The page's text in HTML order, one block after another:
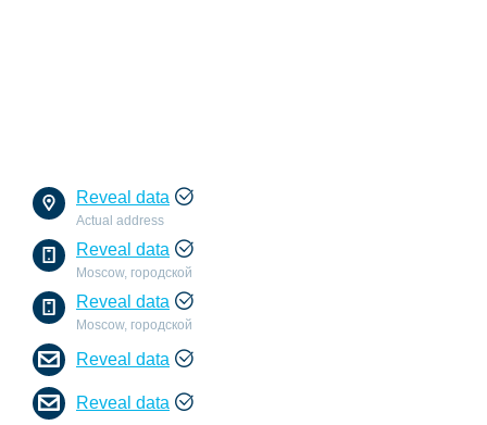
Reveal data
Actual address
Reveal data
Moscow, городской
Reveal data
Moscow, городской
Reveal data
Reveal data